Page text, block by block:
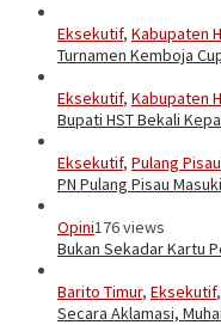
Eksekutif, Kabupaten
Turnamen Kemboja
Eksekutif, Kabupaten
Bupati HST Bekali
Eksekutif, Pulang Pisau
PN Pulang Pisau
Opini176 views
Bukan Sekadar Kartu
Barito Timur, Eksekutif,
Secara Aklamasi,